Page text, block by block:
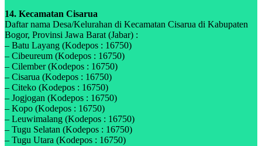
14. Kecamatan Cisarua
Daftar nama Desa/Kelurahan di Kecamatan Cisarua di Kabupaten
Bogor, Provinsi Jawa Barat (Jabar) :
– Batu Layang (Kodepos : 16750)
– Cibeureum (Kodepos : 16750)
– Cilember (Kodepos : 16750)
– Cisarua (Kodepos : 16750)
– Citeko (Kodepos : 16750)
– Jogjogan (Kodepos : 16750)
– Kopo (Kodepos : 16750)
– Leuwimalang (Kodepos : 16750)
– Tugu Selatan (Kodepos : 16750)
– Tugu Utara (Kodepos : 16750)